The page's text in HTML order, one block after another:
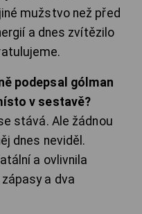
mužstvo než před
a dnes zvítězilo
podepsal gólman
v sestavě?
stává. Ale žádnou
dnes neviděl.
a ovlivnila
a dva